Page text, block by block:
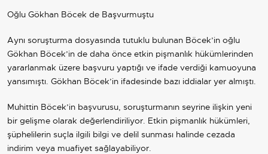
Oğlu Gökhan Böcek de Başvurmuştu
Aynı soruşturma dosyasında tutuklu bulunan Böcek’in oğlu
Gökhan Böcek’in de daha önce etkin pişmanlık hükümlerinden
yararlanmak üzere başvuru yaptığı ve ifade verdiği kamuoyuna
yansımıştı. Gökhan Böcek’in ifadesinde bazı iddialar yer almıştı.
Muhittin Böcek’in başvurusu, soruşturmanın seyrine ilişkin yeni
bir gelişme olarak değerlendiriliyor. Etkin pişmanlık hükümleri,
şüphelilerin suçla ilgili bilgi ve delil sunması halinde cezada
indirim veya muafiyet sağlayabiliyor.